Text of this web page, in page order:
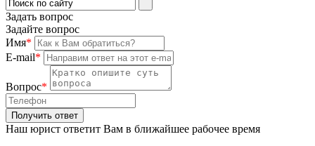
Задать вопрос
Задайте вопрос
Имя*
E-mail*
Вопрос*
Наш юрист ответит Вам в ближайшее рабочее время